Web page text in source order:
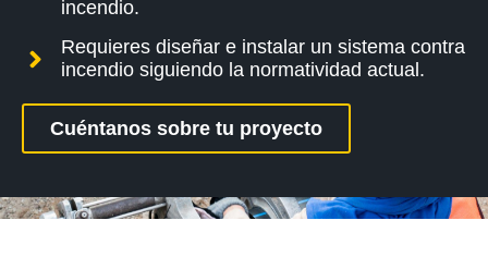
incendio.
Requieres diseñar e instalar un sistema contra
incendio siguiendo la normatividad actual.
Cuéntanos sobre tu proyecto